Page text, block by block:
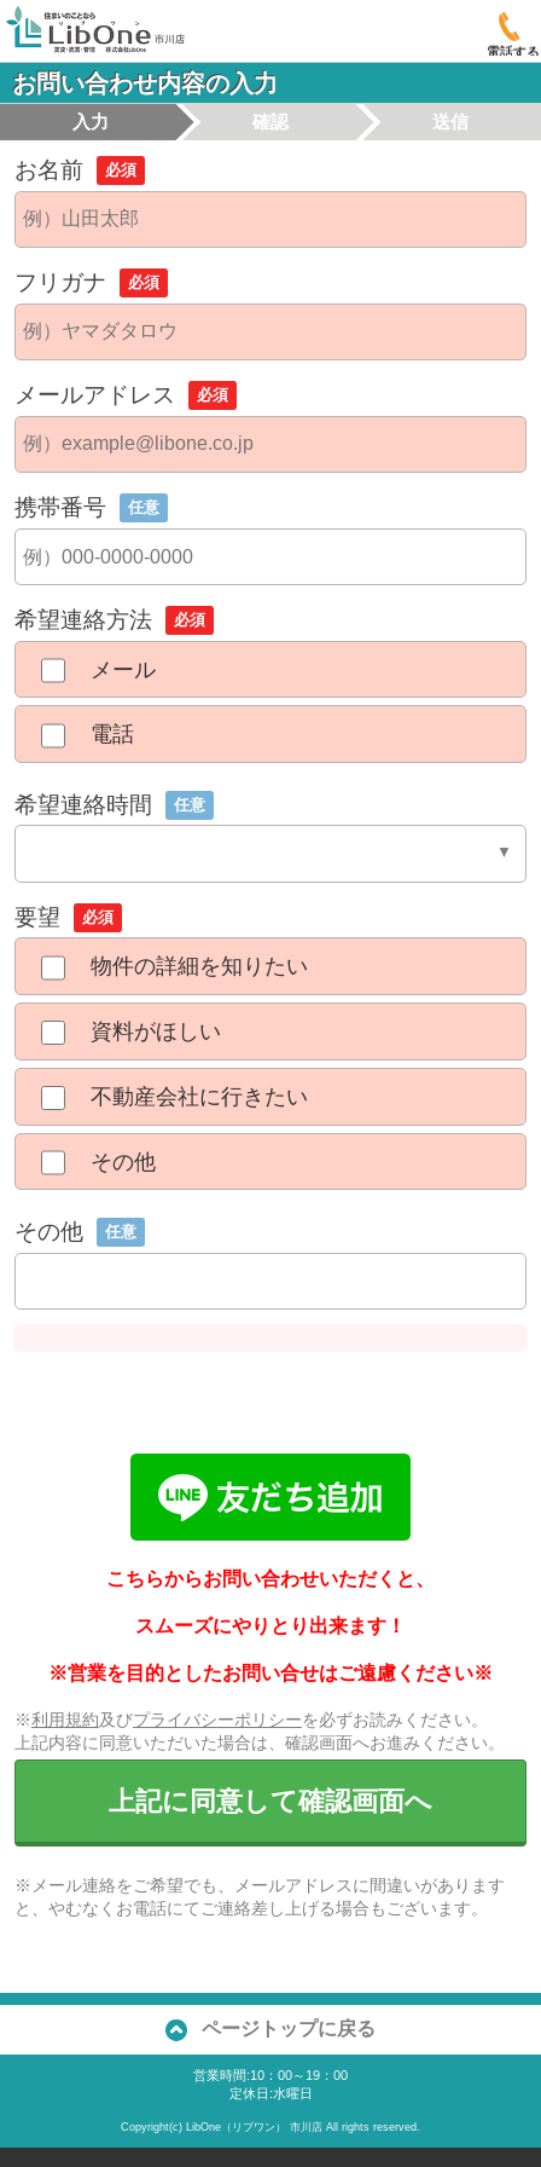
電話する
お問い合わせ内容の入力
入力 確認 送信
お名前 必須
フリガナ 必須
メールアドレス 必須
携帯番号 任意
希望連絡方法 必須
メール
電話
希望連絡時間 任意
要望 必須
物件の詳細を知りたい
資料がほしい
不動産会社に行きたい
その他
その他 任意
こちらからお問い合わせいただくと、
スムーズにやりとり出来ます！
※営業を目的としたお問い合せはご遠慮ください※
※利用規約及びプライバシーポリシーを必ずお読みください。
上記内容に同意いただいた場合は、確認画面へお進みください。
上記に同意して確認画面へ
※メール連絡をご希望でも、メールアドレスに間違いがあります
と、やむなくお電話にてご連絡差し上げる場合もございます。
ページトップに戻る
営業時間:10：00～19：00
定休日:水曜日
Copyright(c) LibOne（リブワン） 市川店 All rights reserved.